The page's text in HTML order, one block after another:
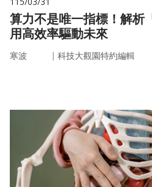
算力不是唯一指標！解析
用高效率驅動未來
寒波 ｜ 科技大觀園特約編輯